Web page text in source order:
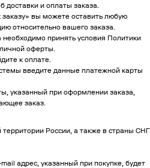
доставки и оплаты заказа.
вы можете оставить любую
относительно вашего заказа.
принять условия Политики
оферты.
к оплате.
введите данные платежной карты
указанный при оформлении заказа,
заказ.
территории России, а также в страны СНГ
адрес, указанный при покупке, будет